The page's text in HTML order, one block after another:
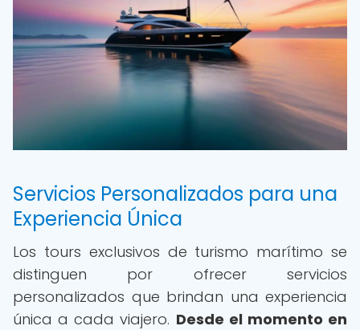
Servicios Personalizados para una
Experiencia Única
Los tours exclusivos de turismo marítimo se
distinguen por ofrecer servicios
personalizados que brindan una experiencia
única a cada viajero. Desde el momento en